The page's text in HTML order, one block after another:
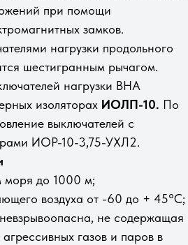
при помощи
замков.
нагрузки продольного
шестигранным рычагом.
нагрузки ВНА
изоляторах ИОЛП-10. По
выключателей с
ИОР-10-3,75-УХЛ2.
моря до 1000 м;
воздуха от -60 до + 45°С;
не содержащая
газов и паров в